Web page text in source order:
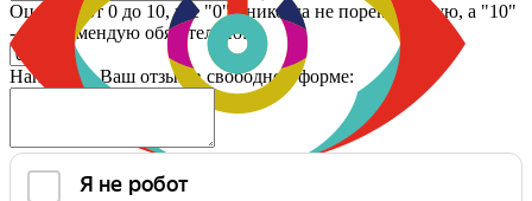
Оцените от 0 до 10, где "0" - никогда не порекомендую, а "10"
- порекомендую обязательно:
Напишите Ваш отзыв в свободной форме: